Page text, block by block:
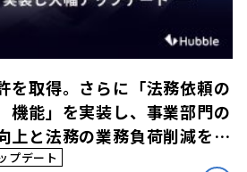
を取得。さらに「法務依頼の
機能」を実装し、事業部門の
上と法務の業務負荷削減を両
プデート